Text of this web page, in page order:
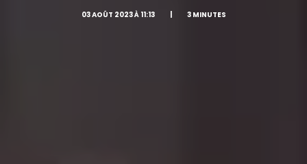
03 AOÛT 2023 À 11:13 | 3 MINUTES